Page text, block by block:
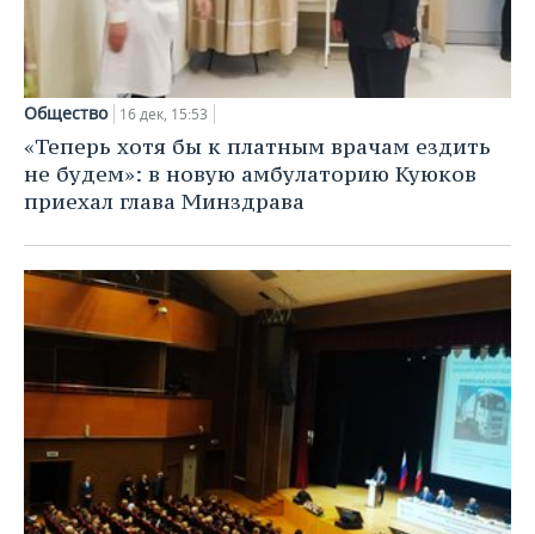
Общество 16 дек, 15:53
«Теперь хотя бы к платным врачам ездить
не будем»: в новую амбулаторию Куюков
приехал глава Минздрава